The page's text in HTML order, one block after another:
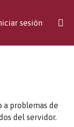
sesión(current)
a problemas de
del servidor.